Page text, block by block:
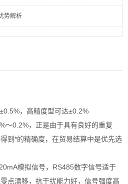
势解析
，高精度型可达±0.2%
～0.2%，正是由于具有良好的重复
到*的精确度，在贸易结算中是优先选
模拟信号，RS485数字信号适于
点漂移，抗干扰能力好，信号强度高